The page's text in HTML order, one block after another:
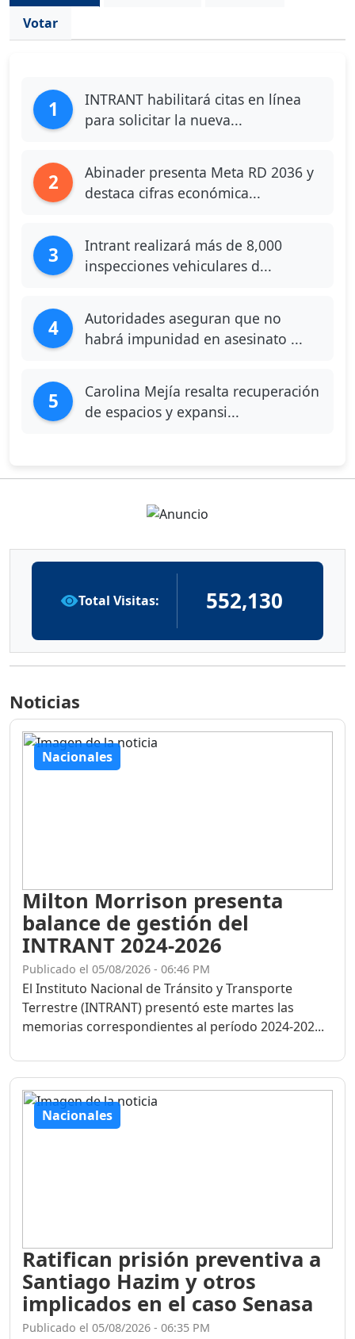
Votar
1
INTRANT habilitará citas en línea
para solicitar la nueva...
2
Abinader presenta Meta RD 2036 y
destaca cifras económica...
3
Intrant realizará más de 8,000
inspecciones vehiculares d...
4
Autoridades aseguran que no
habrá impunidad en asesinato ...
5
Carolina Mejía resalta recuperación
de espacios y expansi...
Total Visitas: 552,130
Noticias
Nacionales
Milton Morrison presenta
balance de gestión del
INTRANT 2024-2026
Publicado el 05/08/2026 - 06:46 PM
El Instituto Nacional de Tránsito y Transporte
Terrestre (INTRANT) presentó este martes las
memorias correspondientes al período 2024-202...
Nacionales
Ratifican prisión preventiva a
Santiago Hazim y otros
implicados en el caso Senasa
Publicado el 05/08/2026 - 06:35 PM